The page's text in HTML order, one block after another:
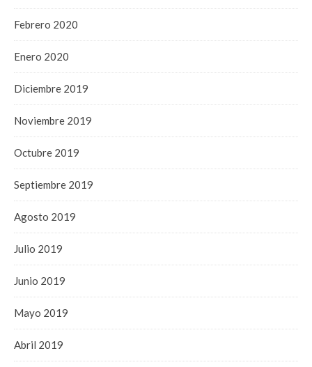
Febrero 2020
Enero 2020
Diciembre 2019
Noviembre 2019
Octubre 2019
Septiembre 2019
Agosto 2019
Julio 2019
Junio 2019
Mayo 2019
Abril 2019